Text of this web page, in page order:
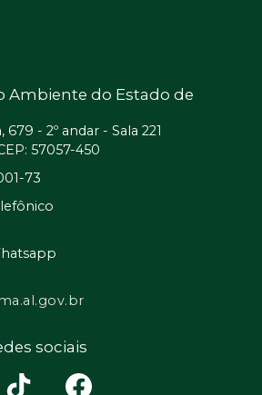
Ambiente do Estado de
- 2º andar - Sala 221
57057-450
73
sociais